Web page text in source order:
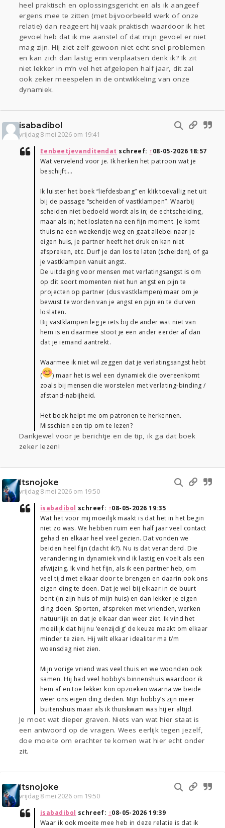
heel praktisch en oplossingsgericht en als ik aangeef
ergens mee te zitten (met bijvoorbeeld werk of onze
relatie) dan reageert hij vaak praktisch waardoor ik het
gevoel heb dat ik me aanstel of dat mijn gevoel er niet
mag zijn. Hij ziet zelf gewoon niet echt snel problemen
en kan zich dan lastig erin verplaatsen denk ik? Ik zit
niet lekker in m’n vel het afgelopen half jaar, dit zal
ook zeker meespelen in de ontwikkeling van onze
dynamiek.
isabadibol
vrijdag 8 mei 2026 om 19:41
Eenbeetjevanditendat schreef: ↑08-05-2026 18:57
Wat vervelend voor je. Ik herken het patroon wat je
beschijft….
Ik luister het boek “liefdesbang” en klik toevallig net uit
bij de passage “scheiden of vastklampen”. Waarbij
scheiden niet bedoeld wordt als in; de echtscheiding,
maar als in; het loslaten na een fijn moment. Je komt
thuis na een weekendje weg en gaat allebei naar je
eigen huis, je partner heeft het druk en kan niet
afspreken, etc. Durf je dan los te laten (scheiden), of ga
je vastklampen vanuit angst.
De uitdaging voor mensen met verlatingsangst is om
op dit soort momenten niet hun angst en pijn te
projecten op partner (dus vastklampen) maar om je
bewust te worden van je angst en pijn en te durven
loslaten.
Bij vastklampen leg je iets bij de ander wat niet van
hem is en daarmee stoot je een ander eerder af dan
dat je iemand aantrekt.
Waarmee ik niet wil zeggen dat je verlatingsangst hebt
(
) maar het is wel een dynamiek die overeenkomt
zoals bij mensen die worstelen met verlating-binding /
afstand-nabijheid.
Het boek helpt me om patronen te herkennen.
Misschien een tip om te lezen?
Dankjewel voor je berichtje en de tip, ik ga dat boek
zeker lezen!
Itsnojoke
vrijdag 8 mei 2026 om 19:50
isabadibol schreef: ↑08-05-2026 19:35
Wat het voor mij moeilijk maakt is dat het in het begin
niet zo was. We hebben ruim een half jaar veel contact
gehad en elkaar heel veel gezien. Dat vonden we
beiden heel fijn (dacht ik?). Nu is dat veranderd. Die
verandering in dynamiek vind ik lastig en voelt als een
afwijzing. Ik vind het fijn, als ik een partner heb, om
veel tijd met elkaar door te brengen en daarin ook ons
eigen ding te doen. Dat je wel bij elkaar in de buurt
bent (in zijn huis of mijn huis) en dan lekker je eigen
ding doen. Sporten, afspreken met vrienden, werken
natuurlijk en dat je elkaar dan weer ziet. Ik vind het
moeilijk dat hij nu ‘eenzijdig’ de keuze maakt om elkaar
minder te zien. Hij wilt elkaar idealiter ma t/m
woensdag niet zien.
Mijn vorige vriend was veel thuis en we woonden ook
samen. Hij had veel hobby’s binnenshuis waardoor ik
hem af en toe lekker kon opzoeken waarna we beide
weer ons eigen ding deden. Mijn hobby’s zijn meer
buitenshuis maar als ik thuiskwam was hij er altijd.
Je moet wat dieper graven. Niets van wat hier staat is
een antwoord op de vragen. Wees eerlijk tegen jezelf,
doe moeite om erachter te komen wat hier echt onder
zit.
Itsnojoke
vrijdag 8 mei 2026 om 19:50
isabadibol schreef: ↑08-05-2026 19:39
Waar ik ook moeite mee heb in deze relatie is dat ik